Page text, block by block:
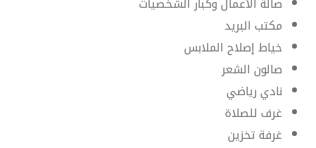
مكتب البريد
خياط إصلاح الملابس
صالون الشعر
نادي رياضي
غرف للصلاة
غرفة تخزين